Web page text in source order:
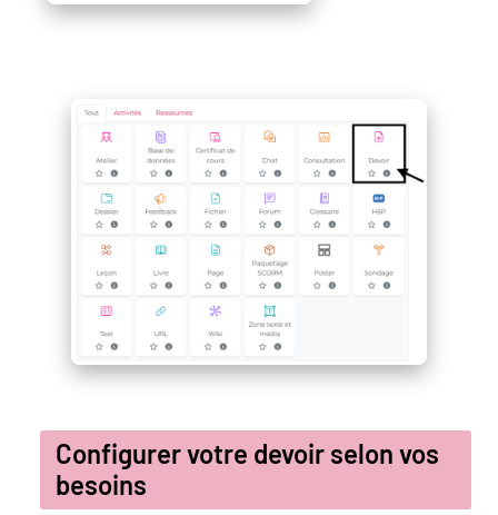
Configurer votre devoir selon vos
besoins